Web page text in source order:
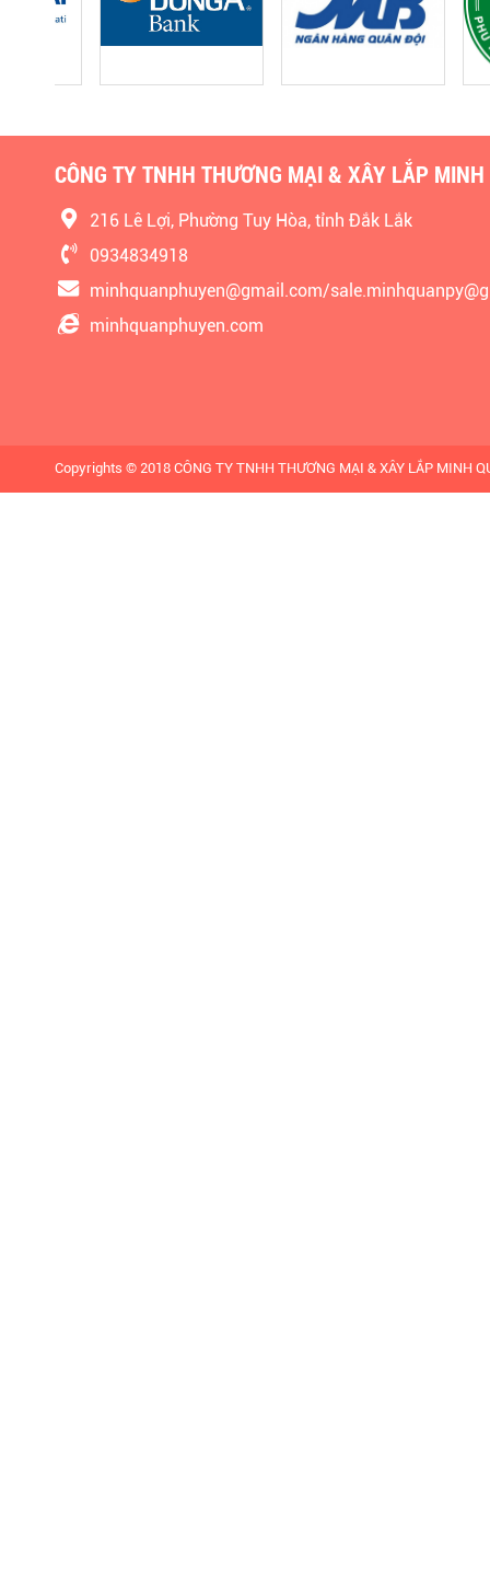
CÔNG TY TNHH THƯƠNG MẠI & XÂY LẮP
216 Lê Lợi, Phường Tuy Hòa, tỉnh Đắk Lắk
0934834918
minhquanphuyen@gmail.com/
minhquanphuyen.com
Copyrights © 2018 CÔNG TY TNHH THƯƠNG MẠI & XÂY LẮP MINH